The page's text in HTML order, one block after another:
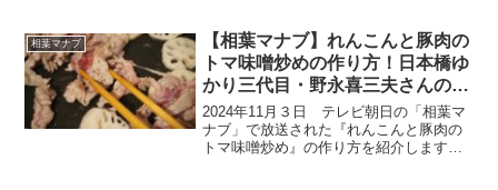
スーパーの調味料のコーナーに行くと、
ものすごい数の調味...
相葉マナブ
【相葉マナブ】れんこんと豚肉の
トマ味噌炒めの作り方！日本橋ゆ
かり三代目・野永喜三夫さんのレ
シピ
2024年11月３日 テレビ朝日の「相葉マ
ナブ」で放送された『れんこんと豚肉の
トマ味噌炒め』の作り方を紹介します。